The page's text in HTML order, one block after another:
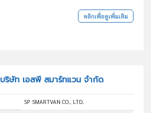
คลิกเพื่อดูเพิ่มเติม
ริษัท เอสพี สมาร์ทแวน จำกัด
SP SMARTVAN CO., LTD.